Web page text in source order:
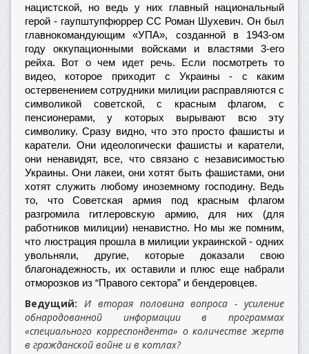
нацистской, но ведь у них главный национальный
герой - гаупштупфюррер СС Роман Шухевич. Он был
главнокомандующим «УПА», созданной в 1943-ом
году оккупационными войсками и властями 3-его
рейха. Вот о чем идет речь. Если посмотреть то
видео, которое приходит с Украины - с каким
остервенением сотрудники милиции расправляются с
символикой советской, с красным флагом, с
пенсионерами, у которых вырывают всю эту
символику. Сразу видно, что это просто фашисты и
каратели. Они идеологически фашисты и каратели,
они ненавидят, все, что связано с независимостью
Украины. Они лакеи, они хотят быть фашистами, они
хотят служить любому иноземному господину. Ведь
то, что Советская армия под красным флагом
разгромила гитлеровскую армию, для них (для
работников милиции) ненавистно. Но мы же помним,
что люстрация прошла в милиции украинской - одних
увольняли, другие, которые доказали свою
благонадежность, их оставили и плюс еще набрали
отморозков из “Правого сектора” и бендеровцев.
Ведущий: И вторая половина вопроса - усиление
обнародованной информации в программах
«специального корреспондента» о количестве жертв
в гражданской войне и в котлах?